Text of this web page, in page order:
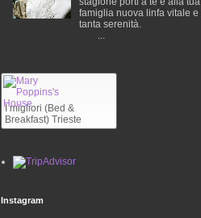
famiglia nuova linfa vitale e
tanta serenità.
...
I migliori (Bed &
Breakfast) Trieste
Instagram